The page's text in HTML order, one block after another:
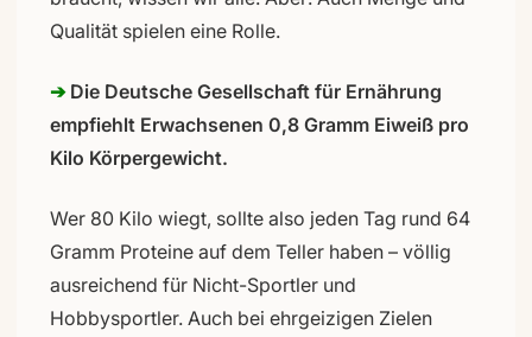
Qualität spielen eine Rolle.
➔Die Deutsche Gesellschaft für Ernährung
empfiehlt Erwachsenen 0,8 Gramm Eiweiß pro
Kilo Körpergewicht.
Wer 80 Kilo wiegt, sollte also jeden Tag rund 64
Gramm Proteine auf dem Teller haben – völlig
ausreichend für Nicht-Sportler und
Hobbysportler. Auch bei ehrgeizigen Zielen